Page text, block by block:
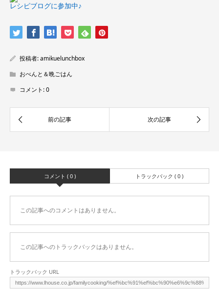
レシピブログに参加中♪
投稿者:amikuelunchbox
おべんと＆晩ごはん
コメント:0
コメント ( 0 ) トラックバック ( 0 )
この記事へのコメントはありません。
この記事へのトラックバックはありません。
トラックバック URL